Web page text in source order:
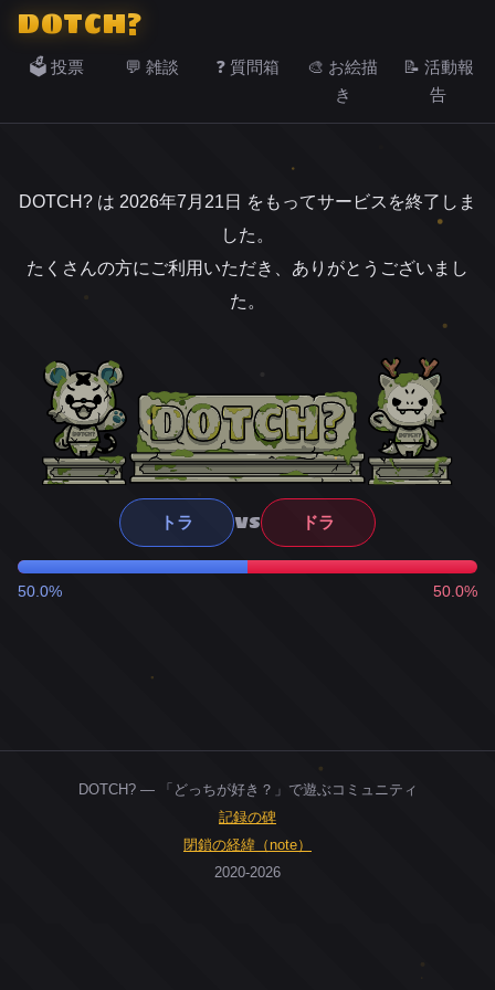
DOTCH?
🗳️ 投票 💬 雑談 ❓ 質問箱
🎨 お絵描
き
📝 活動報
告
DOTCH? は 2026年7月21日 をもってサービスを終了しま
した。
たくさんの方にご利用いただき、ありがとうございまし
た。
トラ VS ドラ
50.0% 50.0%
DOTCH? — 「どっちが好き？」で遊ぶコミュニティ
記録の碑
閉鎖の経緯（note）
2020-2026